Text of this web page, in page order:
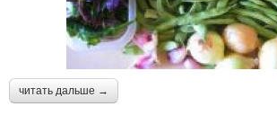
читать дальше →